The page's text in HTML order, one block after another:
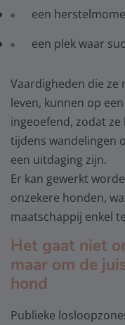
een
een plek waar
Vaardigheden die ze
leven, kunnen op
ingeoefend, zodat
tijdens wandelingen
een uitdaging zijn.
Er kan gewerkt
onzekere honden,
maatschappij enkel
Het gaat niet
maar om de
hond
Publieke